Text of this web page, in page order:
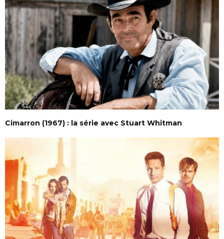
Cimarron (1967) : la série avec Stuart Whitman